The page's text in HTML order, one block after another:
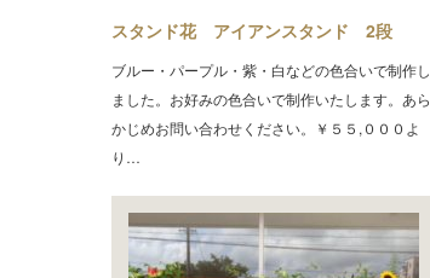
スタンド花 アイアンスタンド 2段
ブルー・パープル・紫・白などの色合いで制作し
ました。お好みの色合いで制作いたします。あら
かじめお問い合わせください。￥５５,０００よ
り…